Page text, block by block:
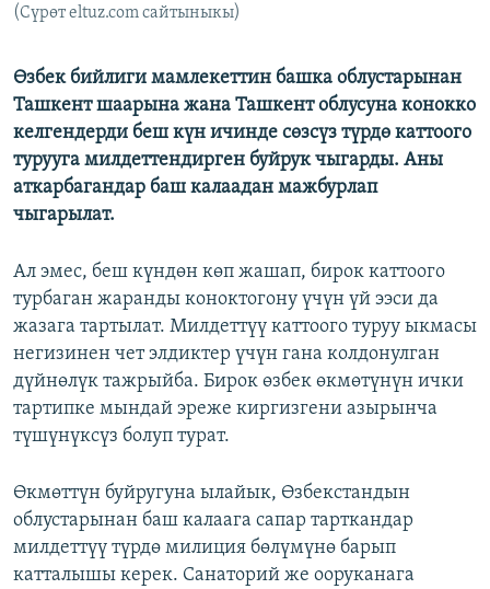
(Сүрөт eltuz.com сайтыныкы)
Өзбек бийлиги мамлекеттин башка облустарынан
Ташкент шаарына жана Ташкент облусуна конокко
келгендерди беш күн ичинде сөзсүз түрдө каттоого
турууга милдеттендирген буйрук чыгарды. Аны
аткарбагандар баш калаадан мажбурлап
чыгарылат.
Ал эмес, беш күндөн көп жашап, бирок каттоого
турбаган жаранды коноктогону үчүн үй ээси да
жазага тартылат. Милдеттүү каттоого туруу ыкмасы
негизинен чет элдиктер үчүн гана колдонулган
дүйнөлүк тажрыйба. Бирок өзбек өкмөтүнүн ички
тартипке мындай эреже киргизгени азырынча
түшүнүксүз болуп турат.
Өкмөттүн буйругуна ылайык, Өзбекстандын
облустарынан баш калаага сапар тарткандар
милдеттүү түрдө милиция бөлүмүнө барып
катталышы керек. Санаторий же ооруканага